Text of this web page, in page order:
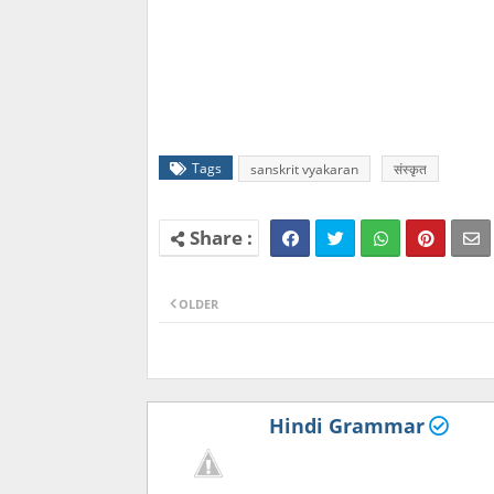
Tags sanskrit vyakaran संस्कृत
OLDER
Hindi Grammar